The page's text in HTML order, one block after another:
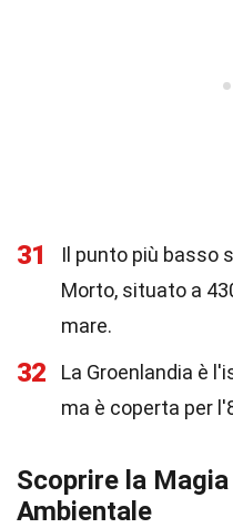
31
Il punto più basso
Morto, situato a
mare.
32
La Groenlandia è
ma è coperta per
Scoprire la
Ambientale